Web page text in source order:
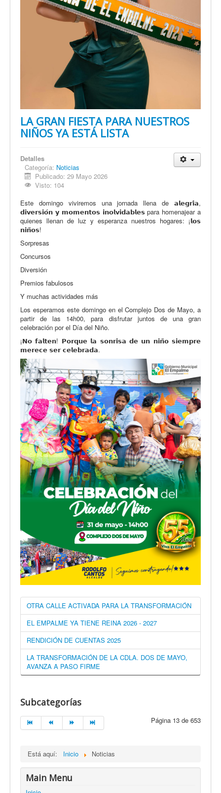
LA GRAN FIESTA PARA NUESTROS
NIÑOS YA ESTÁ LISTA
Detalles
Categoría: Noticias
Publicado: 29 Mayo 2026
Visto: 104
Este domingo viviremos una jornada llena de 𝗮𝗹𝗲𝗴𝗿𝗶́𝗮,
𝗱𝗶𝘃𝗲𝗿𝘀𝗶𝗼́𝗻 𝘆 𝗺𝗼𝗺𝗲𝗻𝘁𝗼𝘀 𝗶𝗻𝗼𝗹𝘃𝗶𝗱𝗮𝗯𝗹𝗲𝘀 para homenajear a
quienes llenan de luz y esperanza nuestros hogares: ¡𝗹𝗼𝘀
𝗻𝗶𝗻̃𝗼𝘀!
Sorpresas
Concursos
Diversión
Premios fabulosos
Y muchas actividades más
Los esperamos este domingo en el Complejo Dos de Mayo, a
partir de las 14h00, para disfrutar juntos de una gran
celebración por el Día del Niño.
¡𝗡𝗼 𝗳𝗮𝗹𝘁𝗲𝗻! 𝗣𝗼𝗿𝗾𝘂𝗲 𝗹𝗮 𝘀𝗼𝗻𝗿𝗶𝘀𝗮 𝗱𝗲 𝘂𝗻 𝗻𝗶𝗻̃𝗼 𝘀𝗶𝗲𝗺𝗽𝗿𝗲
𝗺𝗲𝗿𝗲𝗰𝗲 𝘀𝗲𝗿 𝗰𝗲𝗹𝗲𝗯𝗿𝗮𝗱𝗮.
OTRA CALLE ACTIVADA PARA LA TRANSFORMACIÓN
EL EMPALME YA TIENE REINA 2026 - 2027
RENDICIÓN DE CUENTAS 2025
LA TRANSFORMACIÓN DE LA CDLA. DOS DE MAYO,
AVANZA A PASO FIRME
Subcategorías
Página 13 de 653
Está aquí: Inicio Noticias
Main Menu